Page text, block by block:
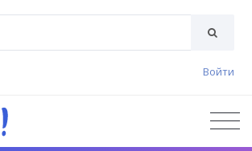
Войти